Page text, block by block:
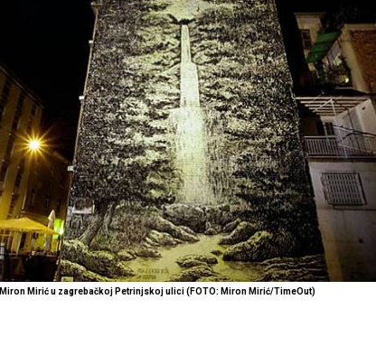
Miron Mirić u zagrebačkoj Petrinjskoj ulici (FOTO: Miron Mirić/TimeOut)